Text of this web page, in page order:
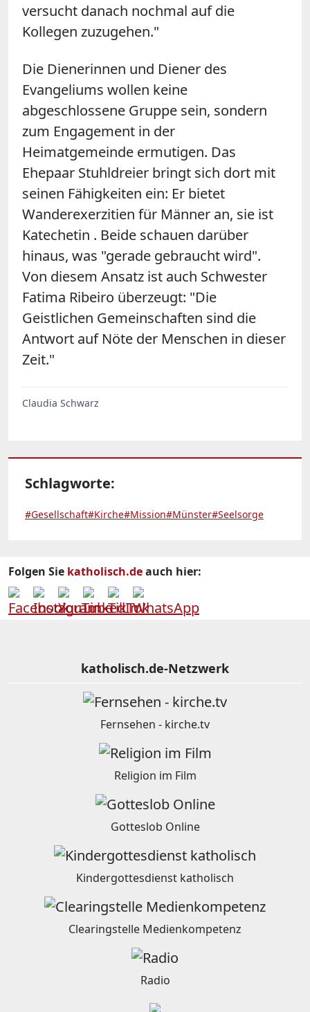
versucht danach nochmal auf die
Kollegen zuzugehen."
Die Dienerinnen und Diener des
Evangeliums wollen keine
abgeschlossene Gruppe sein, sondern
zum Engagement in der
Heimatgemeinde ermutigen. Das
Ehepaar Stuhldreier bringt sich dort mit
seinen Fähigkeiten ein: Er bietet
Wanderexerzitien für Männer an, sie ist
Katechetin . Beide schauen darüber
hinaus, was "gerade gebraucht wird".
Von diesem Ansatz ist auch Schwester
Fatima Ribeiro überzeugt: "Die
Geistlichen Gemeinschaften sind die
Antwort auf Nöte der Menschen in dieser
Zeit."
Claudia Schwarz
Schlagworte:
#Gesellschaft#Kirche#Mission#Münster#Seelsorge
Folgen Sie katholisch.deauch hier:
katholisch.de-Netzwerk
Fernsehen - kirche.tv
Religion im Film
Gotteslob Online
Kindergottesdienst katholisch
Clearingstelle Medienkompetenz
Radio